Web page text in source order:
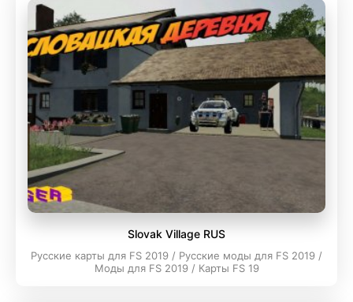
Slovak Village RUS
Русские карты для FS 2019 / Русские моды для FS 2019 /
Моды для FS 2019 / Карты FS 19